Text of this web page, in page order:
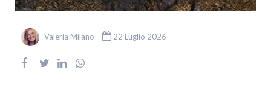
Valeria Milano 22 Luglio 2026